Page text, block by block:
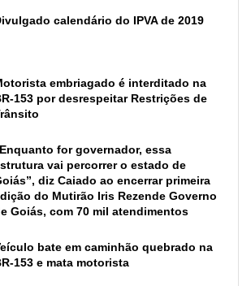
calendário do IPVA de 2019
embriagado é interditado na
153 por desrespeitar Restrições de
for governador, essa
vai percorrer o estado de
diz Caiado ao encerrar primeira
do Mutirão Iris Rezende Governo
Goiás, com 70 mil atendimentos
bate em caminhão quebrado na
153 e mata motorista